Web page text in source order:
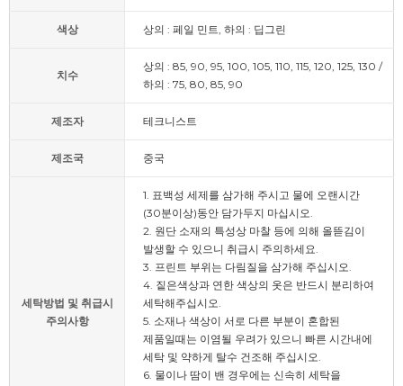
색상 상의 : 페일 민트, 하의 : 딥그린
치수
상의 : 85, 90, 95, 100, 105, 110, 115, 120, 125, 130 /
하의 : 75, 80, 85, 90
제조자 테크니스트
제조국 중국
세탁방법 및 취급시
주의사항
1. 표백성 세제를 삼가해 주시고 물에 오랜시간
(30분이상)동안 담가두지 마십시오.
2. 원단 소재의 특성상 마찰 등에 의해 올뜯김이
발생할 수 있으니 취급시 주의하세요.
3. 프린트 부위는 다림질을 삼가해 주십시오.
4. 짙은색상과 연한 색상의 옷은 반드시 분리하여
세탁해주십시오.
5. 소재나 색상이 서로 다른 부분이 혼합된
제품일때는 이염될 우려가 있으니 빠른 시간내에
세탁 및 약하게 탈수 건조해 주십시오.
6. 물이나 땀이 밴 경우에는 신속히 세탁을